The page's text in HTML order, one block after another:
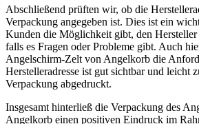
Abschließend prüften wir, ob die
Verpackung angegeben ist. Dies ist ein
Kunden die Möglichkeit gibt, den
falls es Fragen oder Probleme gibt. Auch
Angelschirm-Zelt von Angelkorb die
Herstelleradresse ist gut sichtbar und leicht
Verpackung abgedruckt.
Insgesamt hinterließ die Verpackung des
Angelkorb einen positiven Eindruck im